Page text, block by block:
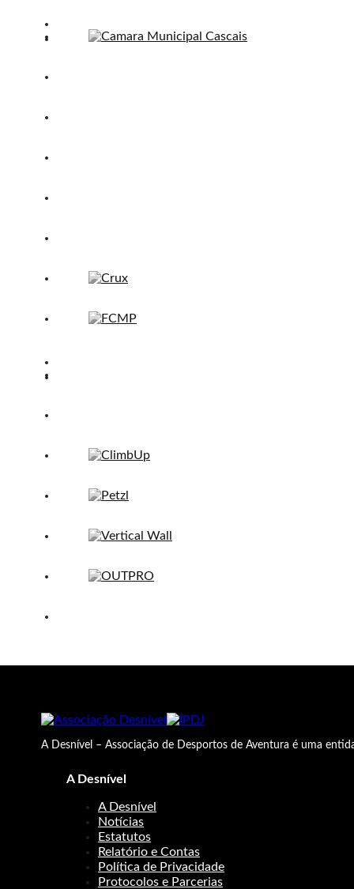
A Desnível – Associação de Desportos de Aventura é uma
A Desnível
A Desnível
Notícias
Estatutos
Relatório e Contas
Política de Privacidade
Protocolos e Parcerias